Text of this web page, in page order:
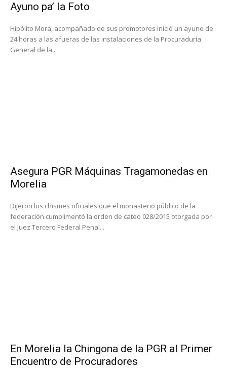
Ayuno pa’ la Foto
Hipólito Mora, acompañado de sus promotores inició un ayuno de
24 horas a las afueras de las instalaciones de la Procuraduría
General de la...
Asegura PGR Máquinas Tragamonedas en
Morelia
Dijeron los chismes oficiales que el monasterio público de la
federación cumplimentó la orden de cateo 028/2015 otorgada por
el Juez Tercero Federal Penal...
En Morelia la Chingona de la PGR al Primer
Encuentro de Procuradores